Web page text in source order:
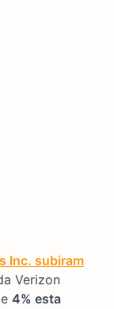
Inc. subiram
Verizon
4% esta